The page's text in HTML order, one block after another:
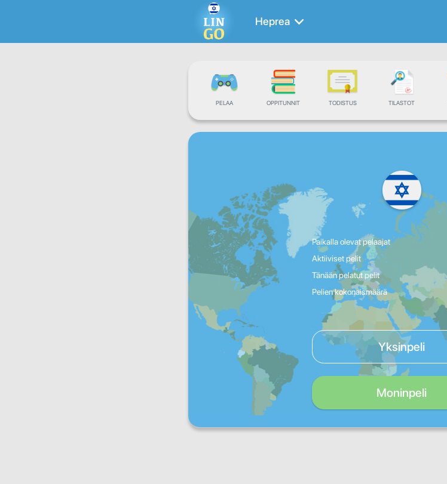
Heprea
PELAA OPPITUNNIT TODISTUS TILASTOT
Paikalla olevat pelaajat
Aktiiviset pelit
Tänään pelatut pelit
Pelien kokonaismäärä
Yksinpeli
Moninpeli